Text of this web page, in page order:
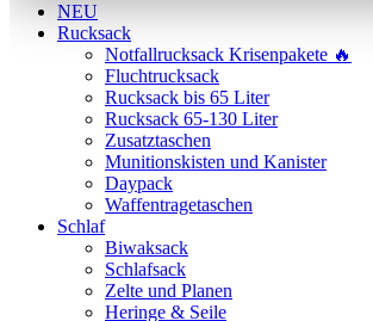
NEU
Rucksack
Notfallrucksack Krisenpakete 🔥
Fluchtrucksack
Rucksack bis 65 Liter
Rucksack 65-130 Liter
Zusatztaschen
Munitionskisten und Kanister
Daypack
Waffentragetaschen
Schlaf
Biwaksack
Schlafsack
Zelte und Planen
Heringe & Seile